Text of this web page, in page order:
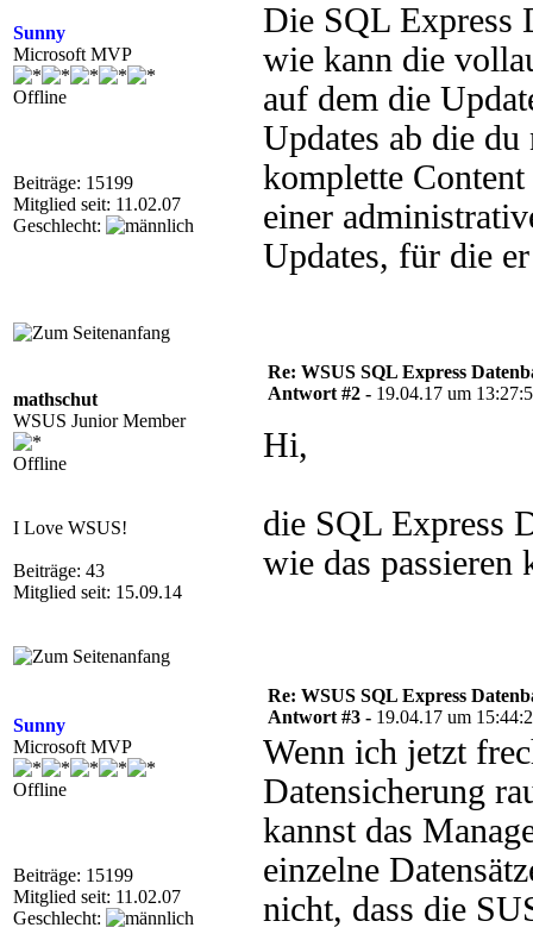
Sunny
Microsoft MVP
Offline
Beiträge: 15199
Mitglied seit: 11.02.07
Geschlecht:
Die SQL Express
wie kann die
auf dem die
Updates ab die
komplette
einer
Updates, für die
mathschut
WSUS Junior Member
Offline
I Love WSUS!
Beiträge: 43
Mitglied seit: 15.09.14
Re: WSUS SQL Express
Antwort #2 - 19.04.17 um
Hi,
die SQL Express
wie das passieren
Sunny
Microsoft MVP
Offline
Beiträge: 15199
Mitglied seit: 11.02.07
Geschlecht:
Re: WSUS SQL Express
Antwort #3 - 19.04.17 um
Wenn ich jetzt
Datensicherung
kannst das
einzelne
nicht, dass die